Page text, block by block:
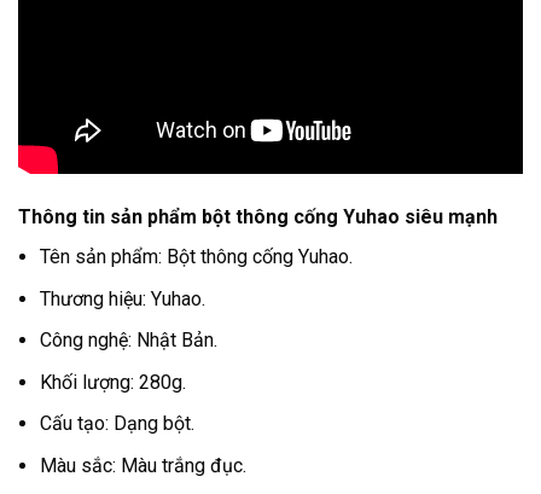
Thông tin sản phẩm bột thông cống Yuhao siêu mạnh
Tên sản phẩm: Bột thông cống Yuhao.
Thương hiệu: Yuhao.
Công nghệ: Nhật Bản.
Khối lượng: 280g.
Cấu tạo: Dạng bột.
Màu sắc: Màu trắng đục.